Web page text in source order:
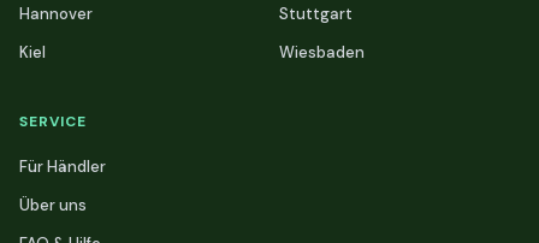
Hannover
Kiel
Stuttgart
Wiesbaden
SERVICE
Für Händler
Über uns